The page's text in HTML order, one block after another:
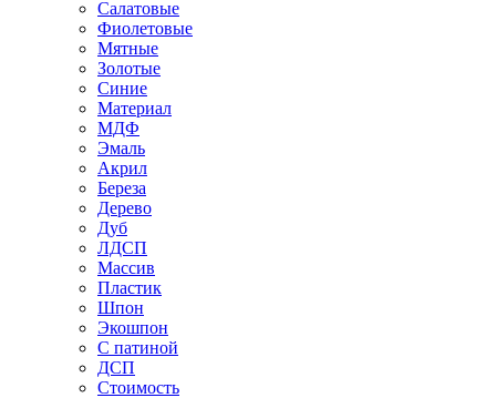
Салатовые
Фиолетовые
Мятные
Золотые
Синие
Материал
МДФ
Эмаль
Акрил
Береза
Дерево
Дуб
ЛДСП
Массив
Пластик
Шпон
Экошпон
С патиной
ДСП
Стоимость